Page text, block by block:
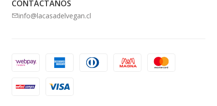
CONTÁCTANOS
info@lacasadelvegan.cl